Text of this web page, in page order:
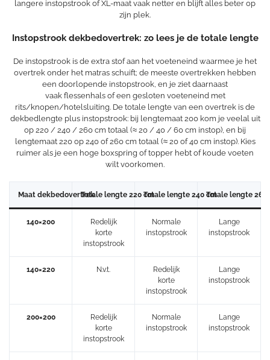
langere instopstrook of XL-maat vaak netter en blijft alles beter op
zijn plek.
Instopstrook dekbedovertrek: zo lees je de totale lengte
De instopstrook is de extra stof aan het voeteneind waarmee je het
overtrek onder het matras schuift; de meeste overtrekken hebben
een doorlopende instopstrook, en je ziet daarnaast
vaak flessenhals of een gesloten voeteneind met
rits/knopen/hotelsluiting. De totale lengte van een overtrek is de
dekbedlengte plus instopstrook: bij lengtemaat 200 kom je veelal uit
op 220 / 240 / 260 cm totaal (≈ 20 / 40 / 60 cm instop), en bij
lengtemaat 220 op 240 of 260 cm totaal (≈ 20 of 40 cm instop). Kies
ruimer als je een hoge boxspring of topper hebt of koude voeten
wilt voorkomen.
Maat dekbedovertrekTotale lengte 220 cmTotale lengte 240 cmTotale lengte 260
140×200
Redelijk
korte
instopstrook
Normale
instopstrook
Lange
instopstrook
140×220 N.v.t.
Redelijk
korte
instopstrook
Lange
instopstrook
200×200
Redelijk
korte
instopstrook
Normale
instopstrook
Lange
instopstrook